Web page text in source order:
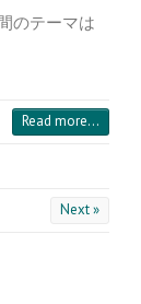
のテーマは
Read more...
Next »